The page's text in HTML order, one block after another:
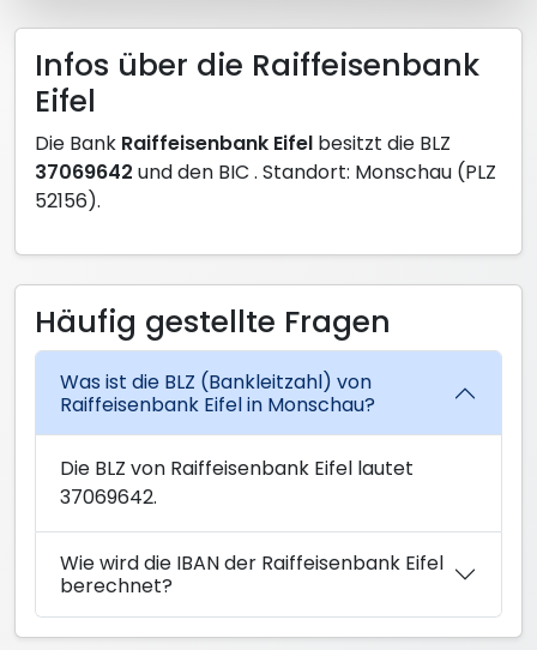
Infos über die Raiffeisenbank
Eifel
Die Bank Raiffeisenbank Eifel besitzt die BLZ
37069642 und den BIC . Standort: Monschau (PLZ
52156).
Häufig gestellte Fragen
Was ist die BLZ (Bankleitzahl) von
Raiffeisenbank Eifel in Monschau?
Die BLZ von Raiffeisenbank Eifel lautet
37069642.
Wie wird die IBAN der Raiffeisenbank Eifel
berechnet?